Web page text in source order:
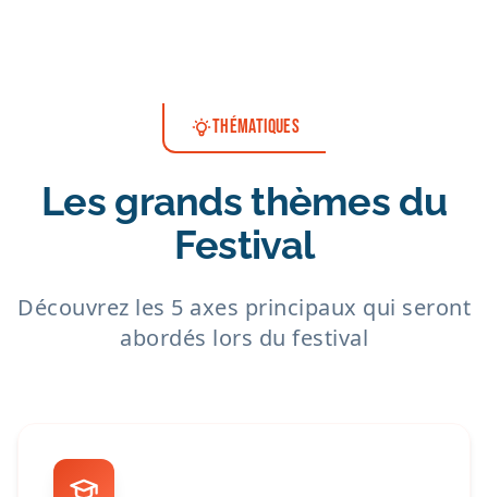
THÉMATIQUES
Les grands thèmes du
Festival
Découvrez les 5 axes principaux qui seront
abordés lors du festival